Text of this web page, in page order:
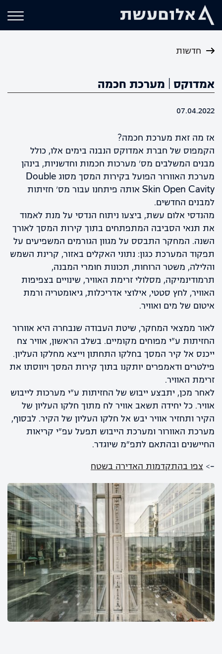
חדשות
אמדוקס | מערכת חכמה
07.04.2022
אז מה זאת מערכת חכמה?
הקמפוס של חברת אמדוקס הנבנה בימים אלו, כולל
מבנים המשלבים מס' מערכות חכמות וחדשניות, בינהן
מערכת האוורור הפועל בקירות המסך מסוג Double
Skin Open Cavity אותה פיתחנו עבור מס' חזיתות
למבנים החדשים.
מהנדסי אלום עשת, ביצעו ניתוח הנדסי על מנת לאמוד
את תנאי הסביבה המתפתחים בתוך קירות המסך לאורך
השנה. המחקר התבסס על מגוון הגורמים המשפיעים על
תפקוד המערכת כגון: נתוני האקלים באזור, קרינת השמש
והלילה, משטר הרוחות, תכונות חומרי המבנה,
תרמודינמיקה, מסלולי זרימת האוויר, שינויים בצפיפות
האוויר, לחץ סטטי, אילוצי אדריכלות, גיאומטריה ורמת
איטום של מים ואוויר.
לאור ממצאי המחקר, שיטת העבודה שנבחרה היא אוורור
החזיתות ע"י מפוחים מקומיים. בשלב הראשון, אוויר צח
ייכנס אל קיר המסך בחלקו התחתון וייצא מחלקו העליון.
פילטרים ודאמפרים יותקנו בתוך קירות המסך ויווסתו את
זרימת האוויר.
לאחר מכן, יתבצע ייבוש של החזיתות ע"י מערכות לייבוש
אוויר. כל יחידה תשאב אוויר לח מתוך חלקו העליון של
הקיר ותחזיר אוויר יבש אל חלקו העליון של הקיר. לבסוף,
מערכת האוורור ומערכת הייבוש תפעל עפ"י קריאות
החיישנים ובהתאם לתפ"מ שיוגדר.
–> צפו בהתקדמות האדירה בשטח